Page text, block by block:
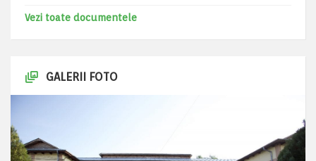
Vezi toate documentele
GALERII FOTO